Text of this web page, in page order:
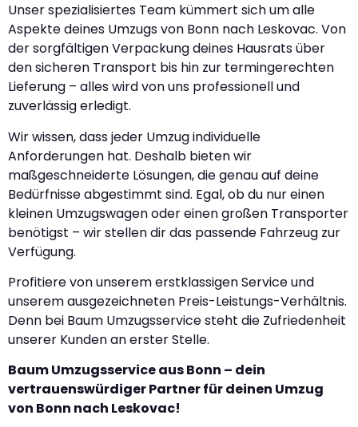
Unser spezialisiertes Team kümmert sich um alle
Aspekte deines Umzugs von Bonn nach Leskovac. Von
der sorgfältigen Verpackung deines Hausrats über
den sicheren Transport bis hin zur termingerechten
Lieferung – alles wird von uns professionell und
zuverlässig erledigt.
Wir wissen, dass jeder Umzug individuelle
Anforderungen hat. Deshalb bieten wir
maßgeschneiderte Lösungen, die genau auf deine
Bedürfnisse abgestimmt sind. Egal, ob du nur einen
kleinen Umzugswagen oder einen großen Transporter
benötigst – wir stellen dir das passende Fahrzeug zur
Verfügung.
Profitiere von unserem erstklassigen Service und
unserem ausgezeichneten Preis-Leistungs-Verhältnis.
Denn bei Baum Umzugsservice steht die Zufriedenheit
unserer Kunden an erster Stelle.
Baum Umzugsservice aus Bonn – dein
vertrauenswürdiger Partner für deinen Umzug
von Bonn nach Leskovac!